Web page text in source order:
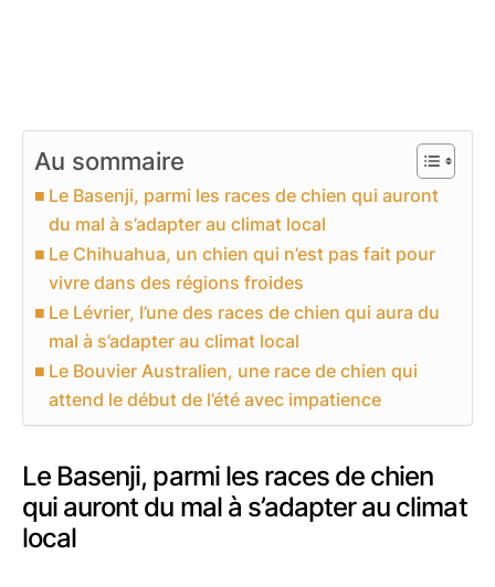
Au sommaire
Le Basenji, parmi les races de chien qui auront
du mal à s’adapter au climat local
Le Chihuahua, un chien qui n’est pas fait pour
vivre dans des régions froides
Le Lévrier, l’une des races de chien qui aura du
mal à s’adapter au climat local
Le Bouvier Australien, une race de chien qui
attend le début de l’été avec impatience
Le Basenji, parmi les races de chien
qui auront du mal à s’adapter au climat
local